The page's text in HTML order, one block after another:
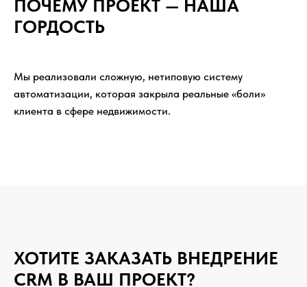
ПОЧЕМУ ПРОЕКТ — НАША
ГОРДОСТЬ
Мы реализовали сложную, нетиповую систему
автоматизации, которая закрыла реальные «боли»
клиента в сфере недвижимости.
ХОТИТЕ ЗАКАЗАТЬ ВНЕДРЕНИЕ
CRM В ВАШ ПРОЕКТ?